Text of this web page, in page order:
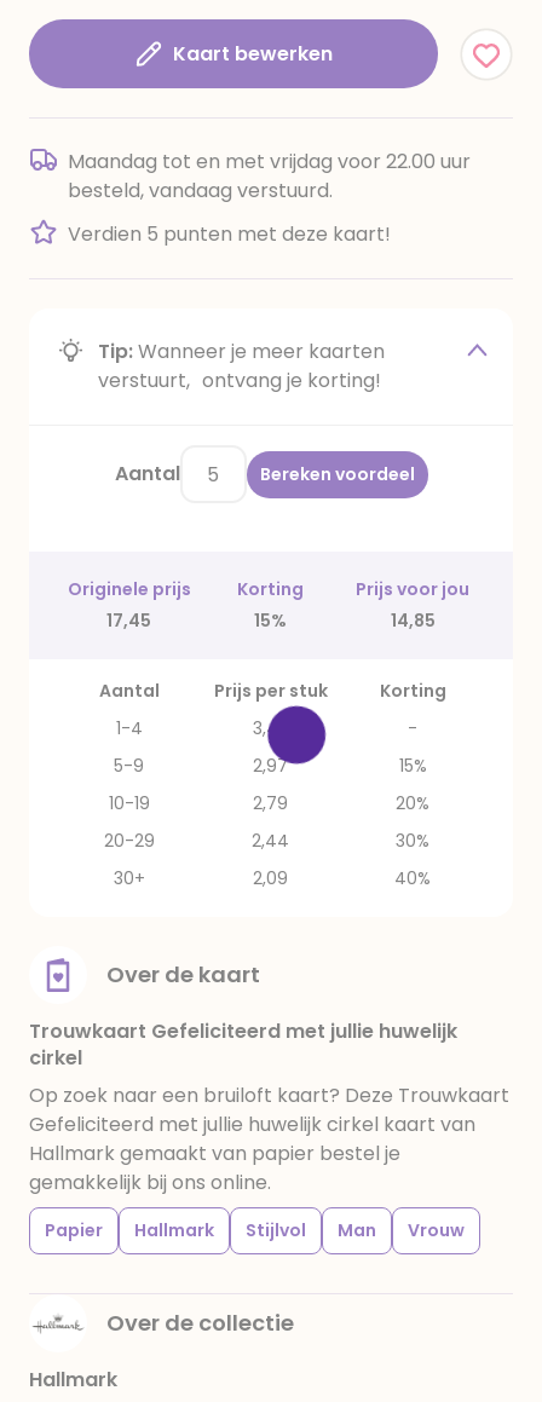
Kaart bewerken
Maandag tot en met vrijdag voor 22.00 uur
besteld, vandaag verstuurd.
Verdien 5 punten met deze kaart!
Tip:Wanneer je meer kaarten
verstuurt, ontvang je korting!
Aantal Bereken voordeel
Originele prijs Korting
Prijs voor jou
17,45
15% 14,85
Aantal Prijs per stuk
Korting
1-4
3,49
-
5-9
2,97
15%
10-19
2,79
20%
20-29
2,44
30%
30+
2,09 40%
Over de kaart
Trouwkaart Gefeliciteerd met jullie huwelijk
cirkel
Op zoek naar een bruiloft kaart? Deze Trouwkaart
Gefeliciteerd met jullie huwelijk cirkel kaart van
Hallmark gemaakt van papier bestel je
gemakkelijk bij ons online.
Papier Hallmark Stijlvol Man Vrouw
Over de collectie
Hallmark